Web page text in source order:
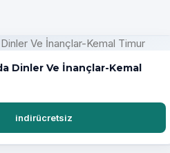
Dinler Ve İnançlar-Kemal
indirücretsiz